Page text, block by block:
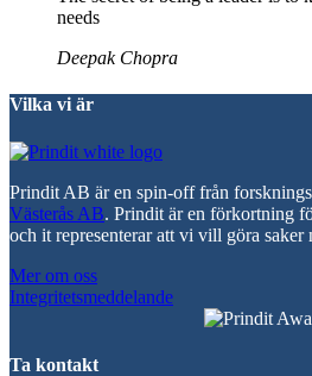
needs
Deepak Chopra
Vilka vi är
Prindit AB är en spin-off från
Västerås AB. Prindit är en förkortning
och it representerar att vi vill göra saker
Mer om oss
Integritetsmeddelande
Ta kontakt